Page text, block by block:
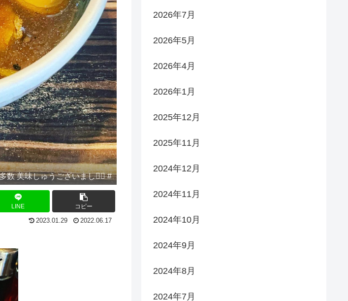
美味しゅうございました🏼 #
LINE コピー
2023.01.29 2022.06.17
2026年7月
2026年5月
2026年4月
2026年1月
2025年12月
2025年11月
2024年12月
2024年11月
2024年10月
2024年9月
2024年8月
2024年7月